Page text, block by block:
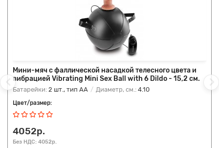
Мини-мяч с фаллической насадкой телесного цвета и
вибрацией Vibrating Mini Sex Ball with 6 Dildo - 15,2 см.
Батарейки: 2 шт., тип AA Диаметр, см.: 4.10
Цвет/размер:
4052р.
Без НДС: 4052р.